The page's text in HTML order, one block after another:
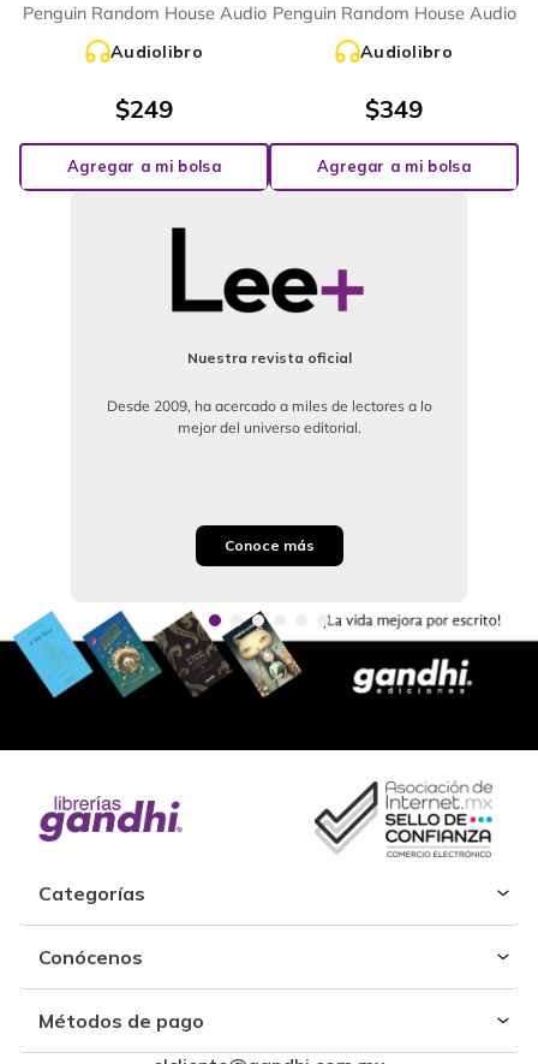
Penguin Random House Audio
Audiolibro
$249
Agregar a mi bolsa
Penguin Random House Audio
Audiolibro
$349
Agregar a mi bolsa
Nuestra revista oficial
Desde 2009, ha acercado a miles de lectores a lo
mejor del universo editorial.
Conoce más
Categorías
Conócenos
Métodos de pago